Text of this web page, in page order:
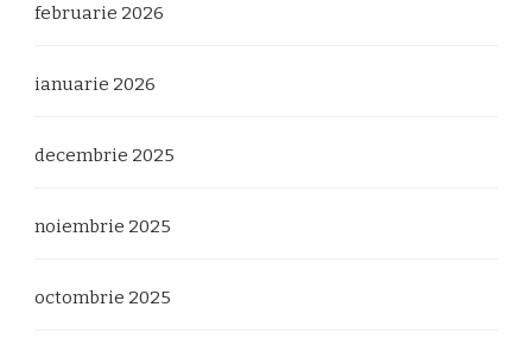
februarie 2026
ianuarie 2026
decembrie 2025
noiembrie 2025
octombrie 2025